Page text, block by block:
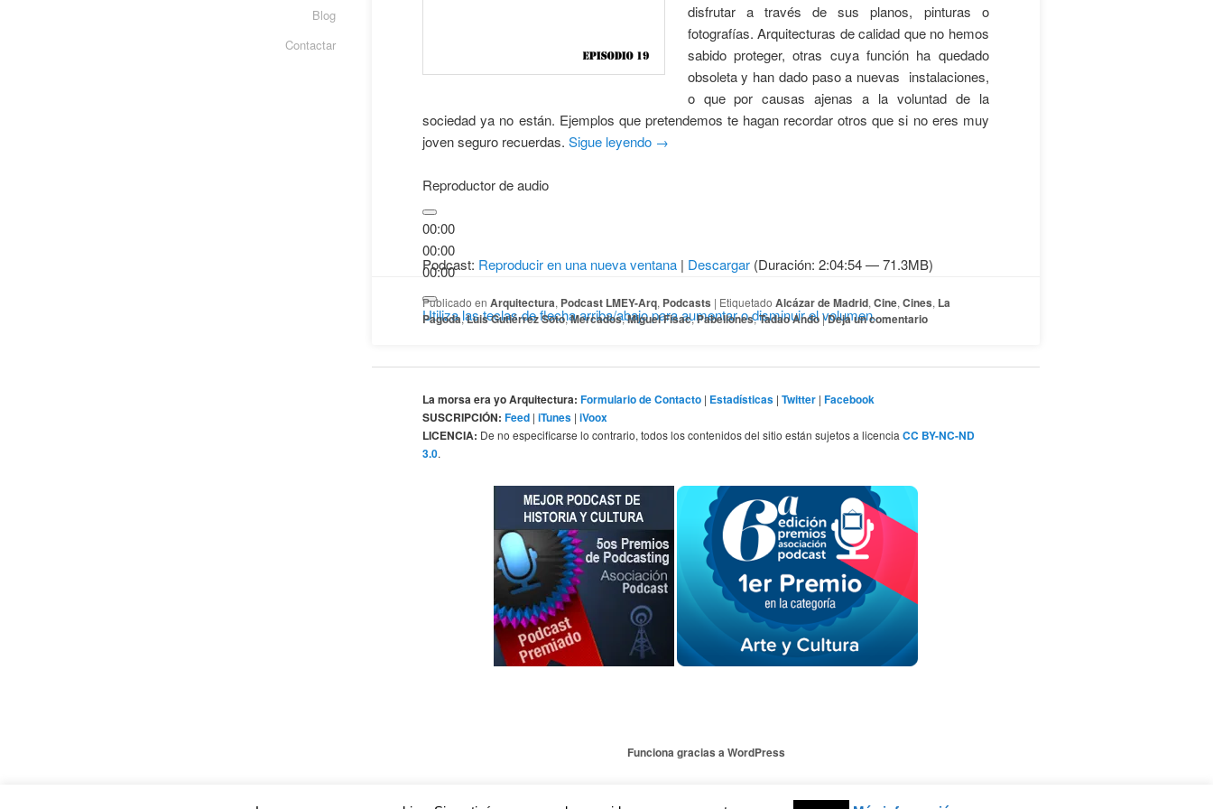
Blog
Contactar
disfrutar a través de sus planos, pinturas o
fotografías. Arquitecturas de calidad que no hemos
sabido proteger, otras cuya función ha quedado
obsoleta y han dado paso a nuevas instalaciones,
o que por causas ajenas a la voluntad de la
sociedad ya no están. Ejemplos que pretendemos te hagan recordar otros que si no eres muy
joven seguro recuerdas.Sigue leyendo →
Reproductor de audio
00:00
00:00
00:00
Utiliza las teclas de flecha arriba/abajo para aumentar o disminuir el volumen.
Podcast: Reproducir en una nueva ventana | Descargar (Duración: 2:04:54 — 71.3MB)
Publicado en Arquitectura, Podcast LMEY-Arq, Podcasts | Etiquetado Alcázar de Madrid,Cine,Cines, La
Pagoda,Luis Gutiérrez Soto,Mercados,Miguel Fisac,Pabellones,Tadao Ando|Deja un comentario
La morsa era yo Arquitectura: Formulario de Contacto | Estadísticas |Twitter |Facebook
SUSCRIPCIÓN: Feed |iTunes |iVoox
LICENCIA: De no especificarse lo contrario, todos los contenidos del sitio están sujetos a licenciaCC BY-NC-ND
3.0.
Funciona gracias a WordPress